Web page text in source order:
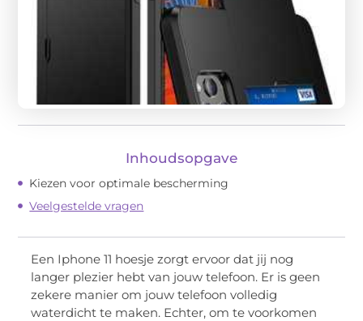
Inhoudsopgave
Kiezen voor optimale bescherming
Veelgestelde vragen
Een Iphone 11 hoesje zorgt ervoor dat jij nog
langer plezier hebt van jouw telefoon. Er is geen
zekere manier om jouw telefoon volledig
waterdicht te maken. Echter, om te voorkomen